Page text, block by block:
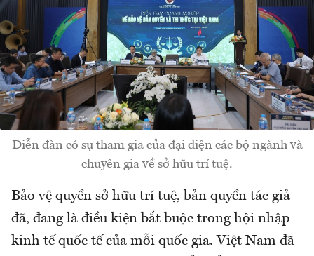
Diễn đàn có sự tham gia của đại diện các bộ ngành và
chuyên gia về sở hữu trí tuệ.
Bảo vệ quyền sở hữu trí tuệ, bản quyền tác giả
đã, đang là điều kiện bắt buộc trong hội nhập
kinh tế quốc tế của mỗi quốc gia. Việt Nam đã